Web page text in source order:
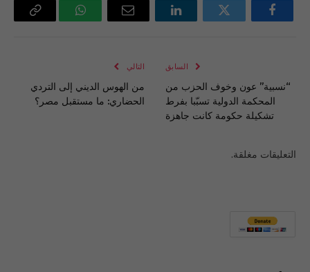
فيسبوك تويتر لينكدإن
البريد
واتساب Copy
السابق
“نسبية” عون وخوف الحزب من
المحكمة الدولية تسبّبا بفرط
تشكيلة حكومة كانت جاهزة
التالي
من الهوس الديني إلى التردي
الحضاري: ما مستقبل مصر؟
التعليقات مغلقة.